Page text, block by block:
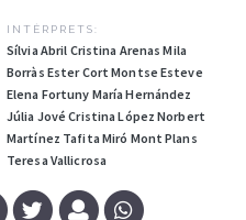
INTÈRPRETS:
Sílvia Abril Cristina Arenas Mila
Borràs Ester Cort Montse Esteve
Elena Fortuny María Hernández
Júlia Jové Cristina López Norbert
Martínez Tafita Miró Mont Plans
Teresa Vallicrosa